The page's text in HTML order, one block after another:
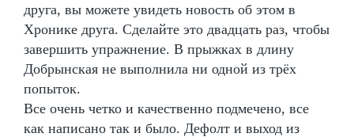
друга, вы можете увидеть новость об этом в
Хронике друга. Сделайте это двадцать раз, чтобы
завершить упражнение. В прыжках в длину
Добрынская не выполнила ни одной из трёх
попыток.
Все очень четко и качественно подмечено, все
как написано так и было. Дефолт и выход из